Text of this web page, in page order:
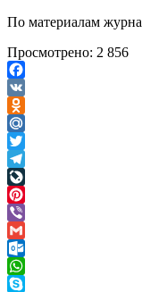
По материалам
Просмотрено: 2 856
Facebook
VK
Odnoklassniki
Mail.Ru
Twitter
Telegram
LiveJournal
Pinterest
Viber
Gmail
Outlook.com
WhatsApp